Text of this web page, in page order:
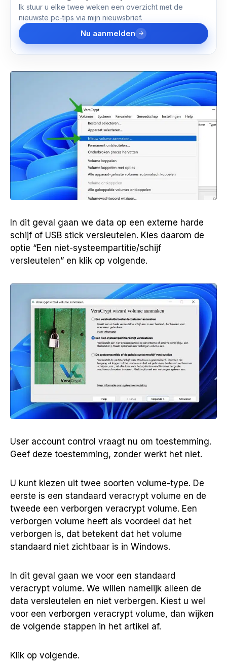
Ik stuur u elke twee weken een overzicht met de
nieuwste pc-tips via mijn nieuwsbrief.
Nu aanmelden
In dit geval gaan we data op een externe harde
schijf of USB stick versleutelen. Kies daarom de
optie “Een niet-systeempartitie/schijf
versleutelen” en klik op volgende.
User account control vraagt nu om toestemming.
Geef deze toestemming, zonder werkt het niet.
U kunt kiezen uit twee soorten volume-type. De
eerste is een standaard veracrypt volume en de
tweede een verborgen veracrypt volume. Een
verborgen volume heeft als voordeel dat het
verborgen is, dat betekent dat het volume
standaard niet zichtbaar is in Windows.
In dit geval gaan we voor een standaard
veracrypt volume. We willen namelijk alleen de
data versleutelen en niet verbergen. Kiest u wel
voor een verborgen veracrypt volume, dan wijken
de volgende stappen in het artikel af.
Klik op volgende.